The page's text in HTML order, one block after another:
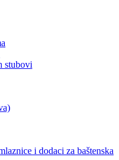
stubovi
i dodaci za baštenska